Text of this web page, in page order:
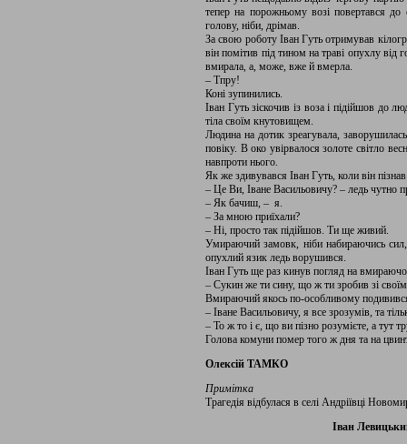
тепер на порожньому возі повертався
голову, ніби, дрімав.
За свою роботу Іван Гуть отримував
він помітив під тином на траві опухлу
вмирала, а, може, вже й вмерла.
– Тпру!
Коні зупинились.
Іван Гуть зіскочив із воза і підійшов до
тіла своїм кнутовищем.
Людина на дотик зреагувала,
повіку. В око увірвалося золоте світло
навпроти нього.
Як же здивувався Іван Гуть, коли він
– Це Ви, Іване Васильовичу? – ледь чутно
– Як бачиш, – я.
– За мною приїхали?
– Ні, просто так підійшов. Ти ще живий.
Умираючий замовк, ніби набираючись
опухлий язик ледь ворушився.
Іван Гуть ще раз кинув погляд на
– Сукин же ти сину, що ж ти зробив зі
Вмираючий якось по-особливому
– Іване Васильовичу, я все зрозумів, та
– То ж то і є, що ви пізно розумієте, а тут
Голова комуни помер того ж дня та на
Олексій ТАМКО
Примітка
Трагедія відбулася в селі Андріївці
Іван